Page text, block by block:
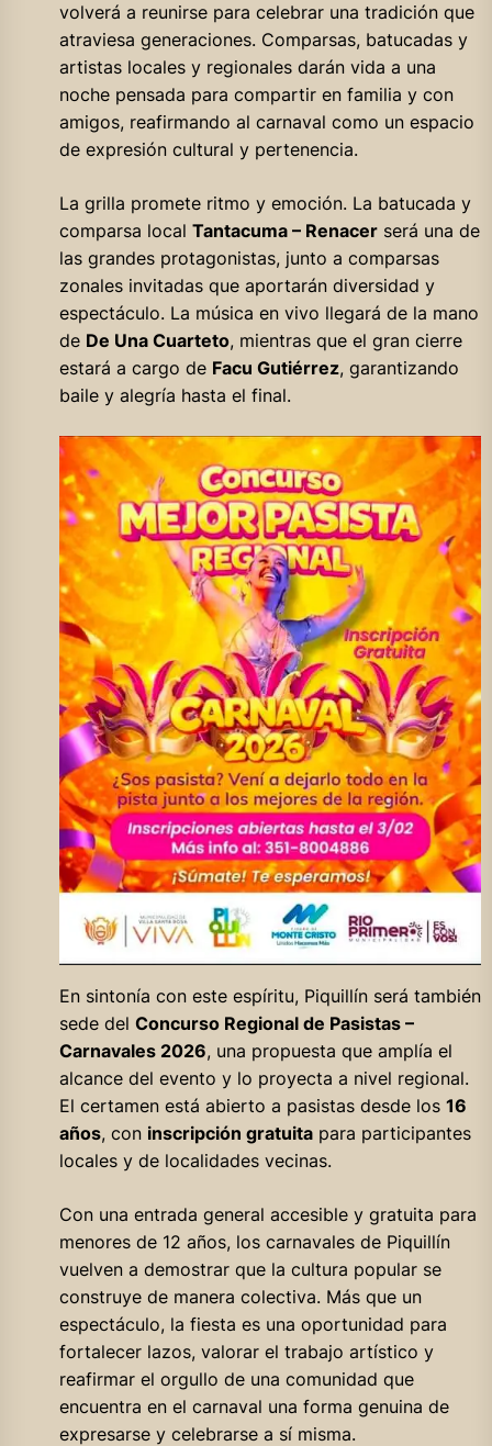
volverá a reunirse para celebrar una tradición que
atraviesa generaciones. Comparsas, batucadas y
artistas locales y regionales darán vida a una
noche pensada para compartir en familia y con
amigos, reafirmando al carnaval como un espacio
de expresión cultural y pertenencia.
La grilla promete ritmo y emoción. La batucada y
comparsa local Tantacuma – Renacerserá una de
las grandes protagonistas, junto a comparsas
zonales invitadas que aportarán diversidad y
espectáculo. La música en vivo llegará de la mano
de De Una Cuarteto, mientras que el gran cierre
estará a cargo de Facu Gutiérrez, garantizando
baile y alegría hasta el final.
En sintonía con este espíritu, Piquillín será también
sede del Concurso Regional de Pasistas –
Carnavales 2026, una propuesta que amplía el
alcance del evento y lo proyecta a nivel regional.
El certamen está abierto a pasistas desde los 16
años, con inscripción gratuitapara participantes
locales y de localidades vecinas.
Con una entrada general accesible y gratuita para
menores de 12 años, los carnavales de Piquillín
vuelven a demostrar que la cultura popular se
construye de manera colectiva. Más que un
espectáculo, la fiesta es una oportunidad para
fortalecer lazos, valorar el trabajo artístico y
reafirmar el orgullo de una comunidad que
encuentra en el carnaval una forma genuina de
expresarse y celebrarse a sí misma.